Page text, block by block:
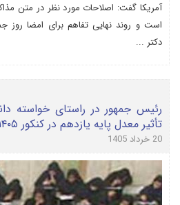
آمریکا گفت: اصلاحات مورد نظر در متن
است و روند نهایی تفاهم برای امضا روز
دکتر ...
رئیس جمهور در راستای خواسته
تأثیر معدل پایه یازدهم در کنکور ۱۴۰۵ موافقت کرد
20 خرداد 1405